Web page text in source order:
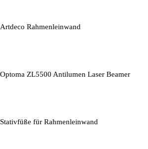
Artdeco Rahmenleinwand
Optoma ZL5500 Antilumen Laser Beamer
Stativfüße für Rahmenleinwand